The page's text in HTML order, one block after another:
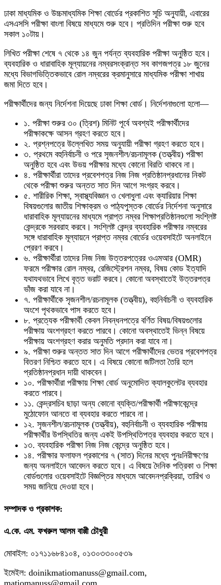
ঢাকা মাধ্যমিক ও উচ্চমাধ্যমিক শিক্ষা বোর্ডের প্রকাশিত সূচি অনুযায়ী, এবারের
এসএসসি পরীক্ষা বাংলা বিষয়ে মাধ্যমে শুরু হবে। প্রতিদিন পরীক্ষা শুরু হবে
সকাল ১০টায়।
লিখিত পরীক্ষা শেষে ৭ থেকে ১৪ জুন পর্যন্ত ব্যবহারিক পরীক্ষা অনুষ্ঠিত হবে।
ব্যবহারিক ও ধারাবাহিক মূল্যায়নের নম্বরসংক্রান্ত সব কাগজপত্র ১৮ জুনের
মধ্যে বিভাগভিত্তিকভাবে রোল নম্বরের ক্রমানুসারে মাধ্যমিক পরীক্ষা শাখায়
জমা দিতে হবে।
পরীক্ষার্থীদের জন্য নির্দেশনা দিয়েছে ঢাকা শিক্ষা বোর্ড। নির্দেশনাগুলো হলো—
১. পরীক্ষা শুরুর ৩০ (ত্রিশ) মিনিট পূর্বে অবশ্যই পরীক্ষার্থীদের
পরীক্ষাকক্ষে আসন গ্রহণ করতে হবে।
২. প্রশ্নপত্রে উল্লেখিত সময় অনুযায়ী পরীক্ষা গ্রহণ করতে হবে।
৩. প্রথমে বহুনির্বাচনী ও পরে সৃজনশীল/রচনামূলক (তত্ত্বীয়) পরীক্ষা
অনুষ্ঠিত হবে এবং উভয় পরীক্ষার মধ্যে কোনো বিরতি থাকবে না।
৪. পরীক্ষার্থীরা তাদের প্রবেশপত্র নিজ নিজ প্রতিষ্ঠানপ্রধানের নিকট
থেকে পরীক্ষা শুরুর অন্তত সাত দিন আগে সংগ্রহ করবে।
৫. শারীরিক শিক্ষা, স্বাস্থ্যবিজ্ঞান ও খেলাধুলা এবং ক্যারিয়ার শিক্ষা
বিষয়গুলোর জাতীয় শিক্ষাক্রম ও পাঠ্যপুস্তক বোর্ডের নির্দেশনা অনুসারে
ধারাবাহিক মূল্যায়নের মাধ্যমে প্রাপ্ত নম্বর শিক্ষাপ্রতিষ্ঠানগুলো সংশ্লিষ্ট
কেন্দ্রকে সরবরাহ করবে। সংশ্লিষ্ট কেন্দ্র ব্যবহারিক পরীক্ষার নম্বরের
সঙ্গে ধারাবাহিক মূল্যায়নে প্রাপ্ত নম্বর বোর্ডের ওয়েবসাইটে অনলাইনে
প্রেরণ করবে।
৬. পরীক্ষার্থীরা তাদের নিজ নিজ উত্তরপত্রের ওএমআর (OMR)
ফরমে পরীক্ষার রোল নম্বর, রেজিস্ট্রেশন নম্বর, বিষয় কোড ইত্যাদি
যথাযথভাবে লিখে বৃত্ত ভরাট করবে। কোনো অবস্থাতেই উত্তরপত্র
ভাঁজ করা যাবে না।
৭. পরীক্ষার্থীকে সৃজনশীল/রচনামূলক (তত্ত্বীয়), বহুনির্বাচনী ও ব্যবহারিক
অংশে পৃথকভাবে পাস করতে হবে।
৮. প্রত্যেক পরীক্ষার্থী কেবল নিবন্ধনপত্রে বর্ণিত বিষয়/বিষয়গুলোর
পরীক্ষায় অংশগ্রহণ করতে পারবে। কোনো অবস্থাতেই ভিন্ন বিষয়ে
পরীক্ষায় অংশগ্রহণ করার অনুমতি প্রদান করা যাবে না।
৯. পরীক্ষা শুরুর অন্তত সাত দিন আগে পরীক্ষার্থীদের ভেতর প্রবেশপত্র
বিতরণ নিশ্চিত করতে হবে। এ বিষয়ে কোনো জটিলতা তৈরি হলে
প্রতিষ্ঠানপ্রধান দায়ী থাকবেন।
১০. পরীক্ষার্থীরা পরীক্ষায় শিক্ষা বোর্ড অনুমোদিত ক্যালকুলেটর ব্যবহার
করতে পারবে।
১১. কেন্দ্রসচিব ছাড়া অন্য কোনো ব্যক্তি/পরীক্ষার্থী পরীক্ষাকেন্দ্রে
মুঠোফোন আনতে বা ব্যবহার করতে পারবে না।
১২. সৃজনশীল/রচনামূলক (তত্ত্বীয়), বহুনির্বাচনী ও ব্যবহারিক পরীক্ষায়
পরীক্ষার্থীর উপস্থিতির জন্য একই উপস্থিতিপত্র ব্যবহার করতে হবে।
১৩. ব্যবহারিক পরীক্ষা নিজ নিজ কেন্দ্রে অনুষ্ঠিত হবে।
১৪. পরীক্ষার ফলাফল প্রকাশের ৭ (সাত) দিনের মধ্যে পুনঃনিরীক্ষণের
জন্য অনলাইনে আবেদন করতে হবে। এ বিষয়ে দৈনিক পত্রিকা ও শিক্ষা
বোর্ডগুলোর ওয়েবসাইটে বিজ্ঞপ্তির মাধ্যমে আবেদনপ্রক্রিয়া, তারিখ ও
সময় জানিয়ে দেওয়া হবে।
সম্পাদক ও প্রকাশক:
এ.কে. এম. ফখরুল আলম বাপ্পী চৌধুরী
মোবাইল: ০১৭১১৬৮৪১০৪, ০১৩০৩৩০০৫৩৯
ইমেইল: doinikmatiomanuss@gmail.com,
matiomanuss@gmail.com